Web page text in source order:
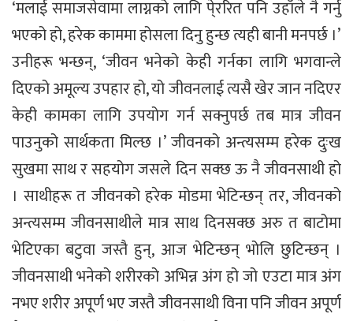
‘मलाई समाजसेवामा लाग्नको लागि पे्ररित पनि उहाँले नै गर्नु
भएको हो, हरेक काममा होसला दिनु हुन्छ त्यही बानी मनपर्छ ।’
उनीहरू भन्छन्, ‘जीवन भनेको केही गर्नका लागि भगवान्ले
दिएको अमूल्य उपहार हो, यो जीवनलाई त्यसै खेर जान नदिएर
केही कामका लागि उपयोग गर्न सक्नुपर्छ तब मात्र जीवन
पाउनुको सार्थकता मिल्छ ।’ जीवनको अन्त्यसम्म हरेक दुःख
सुखमा साथ र सहयोग जसले दिन सक्छ ऊ नै जीवनसाथी हो
। साथीहरू त जीवनको हरेक मोडमा भेटिन्छन् तर, जीवनको
अन्त्यसम्म जीवनसाथीले मात्र साथ दिनसक्छ अरु त बाटोमा
भेटिएका बटुवा जस्तै हुन्, आज भेटिन्छन् भोलि छुटिन्छन् ।
जीवनसाथी भनेको शरीरको अभिन्न अंग हो जो एउटा मात्र अंग
नभए शरीर अपूर्ण भए जस्तै जीवनसाथी विना पनि जीवन अपूर्ण